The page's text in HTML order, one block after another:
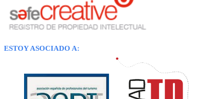
ESTOY ASOCIADO A: